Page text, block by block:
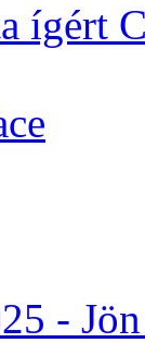
ígért
-